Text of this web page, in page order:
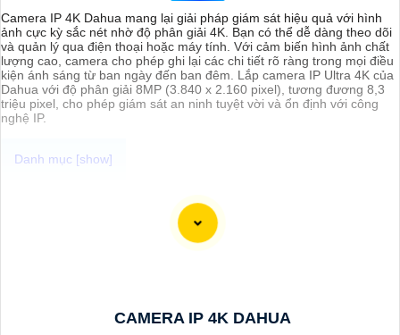
Camera IP 4K Dahua mang lại giải pháp giám sát hiệu quả với hình
ảnh cực kỳ sắc nét nhờ độ phân giải 4K. Bạn có thể dễ dàng theo dõi
và quản lý qua điện thoại hoặc máy tính. Với cảm biến hình ảnh chất
lượng cao, camera cho phép ghi lại các chi tiết rõ ràng trong mọi điều
kiện ánh sáng từ ban ngày đến ban đêm. Lắp camera IP Ultra 4K của
Dahua với độ phân giải 8MP (3.840 x 2.160 pixel), tương đương 8,3
triệu pixel, cho phép giám sát an ninh tuyệt vời và ổn định với công
nghệ IP.
Đầu Ghi Camera Hỗ Trợ 8 Ổ Cứng là thiết bị lý tưởng để ghi hình và
lưu trữ dữ liệu từ camera an ninh trong gia đình hoặc doanh nghiệp
của bạn. Với khả năng hỗ trợ 8 ổ cứng, bạn sẽ có đủ không gian để
lưu trữ video quan trọng một cách dễ dàng và an toàn. Đầu ghi này
hiệu uy tín trên thị trường như Hikvision, Dahua, Vantech... Đảm bảo
CAMERA IP 4K DAHUA